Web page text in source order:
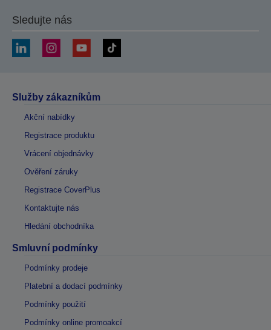
Sledujte nás
Služby zákazníkům
Akční nabídky
Registrace produktu
Vrácení objednávky
Ověření záruky
Registrace CoverPlus
Kontaktujte nás
Hledání obchodníka
Smluvní podmínky
Podmínky prodeje
Platební a dodací podmínky
Podmínky použití
Podmínky online promoakcí